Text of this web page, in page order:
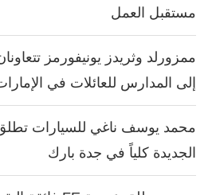
مستقبل العمل
ممزورلد وثريدز يونيفورمز
إلى المدارس للعائلات في
محمد يوسف ناغي للسيارات تطلق
الجديدة كلياً في جدة بارك